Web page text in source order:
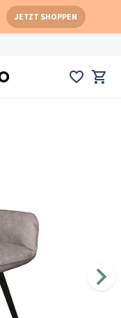
JETZT SHOPPEN